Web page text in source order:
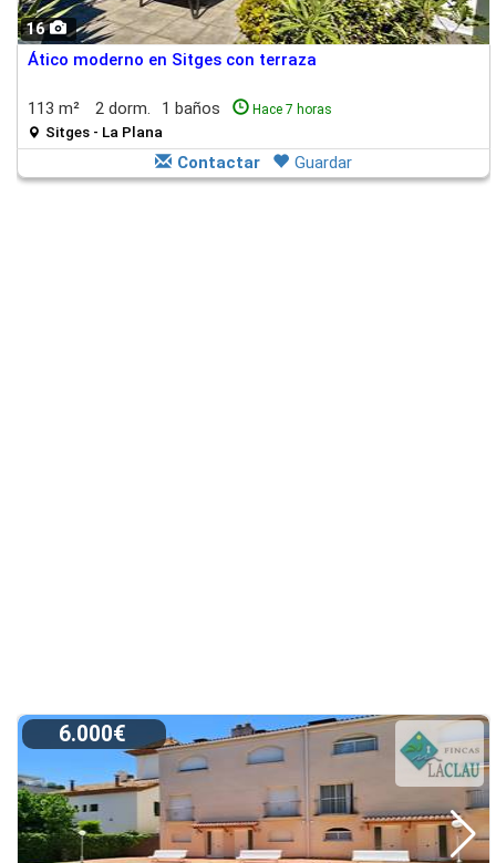
16
Ático moderno en Sitges con terraza
113 m² 2 dorm. 1 baños Hace 7 horas
Sitges - La Plana
Contactar Guardar
6.000€